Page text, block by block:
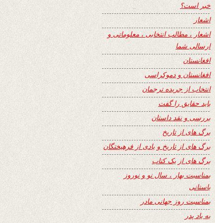
خبر است؟
اشعار
اشعار ، مطالب انتخابی ، معلوماتی و
ارسالی شما
افغانستان
افغانستان و دموکراسی
انتخاب از جریده ترجمان
باید حقایق را گفت
بررسی و نقد داستان
برگ های از تاریخ
برگ های از تاریخ و یادی از فرهیختگان
برگ های از یک کتاب
بمناسبت بهار ، سال نو و نوروز
باستانی
بمناسبت روز جهانی مادر
به یاد پدر